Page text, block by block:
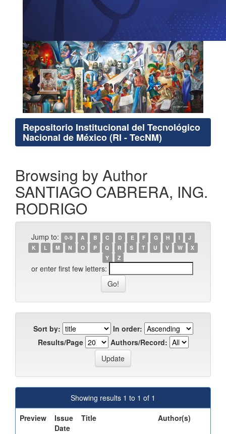
Repositorio Institucional del Tecnológico
Nacional de México (RI - TecNM)
Browsing by Author
SANTIAGO CABRERA, ING.
RODRIGO
Jump to: 0-9 A B C D E F G H I
J
K
L M N O P Q R S T U V W
X
Y
Z
or enter first few letters:
Sort by:
In order:
Results/Page
Authors/Record:
Showing results 1 to 1 of 1
Preview
Issue
Date
Title Author(s)